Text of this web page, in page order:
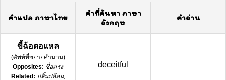
คำแปล ภาษาไทย
คำที่ค้นหา ภาษา
อังกฤษ
คำอ่าน
ขี้ฉ้อตอแหล
(ศัพท์ที่ขยายคำนาม)
Opposites: ซื่อตรง
Related: ปลิ้นปล้อน,
deceitful